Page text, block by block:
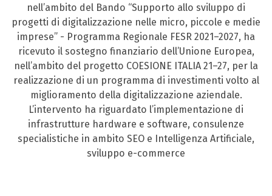
nell’ambito del Bando “Supporto allo sviluppo di
progetti di digitalizzazione nelle micro, piccole e medie
imprese” - Programma Regionale FESR 2021–2027, ha
ricevuto il sostegno finanziario dell’Unione Europea,
nell’ambito del progetto COESIONE ITALIA 21–27, per la
realizzazione di un programma di investimenti volto al
miglioramento della digitalizzazione aziendale.
L’intervento ha riguardato l’implementazione di
infrastrutture hardware e software, consulenze
specialistiche in ambito SEO e Intelligenza Artificiale,
sviluppo e-commerce